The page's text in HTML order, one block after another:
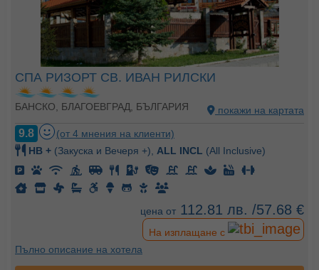
СПА РИЗОРТ СВ. ИВАН РИЛСКИ
БАНСКО, БЛАГОЕВГРАД, БЪЛГАРИЯ покажи на картата
9.8
(от 4 мнения на клиенти)
HB + (Закуска и Вечеря +), ALL INCL (All Inclusive)
цена от 112.81 лв. /57.68 €
На изплащане с
Пълно описание на хотела